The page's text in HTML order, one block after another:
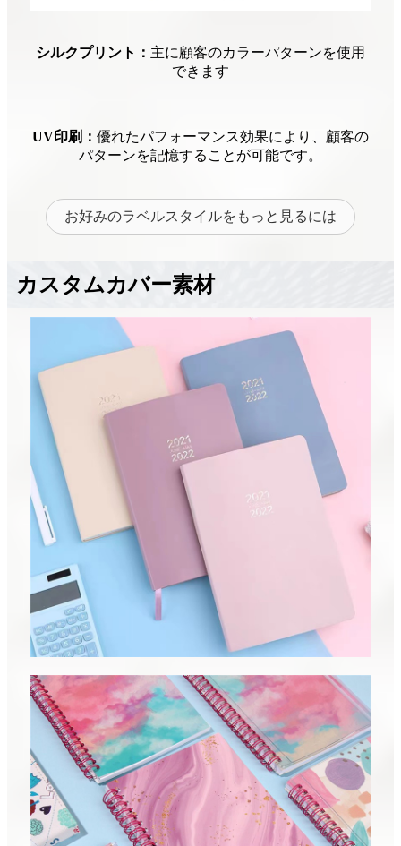
シルクプリント： 主に顧客のカラーパターンを使用
できます
UV印刷： 優れたパフォーマンス効果により、顧客の
パターンを記憶することが可能です。
お好みのラベルスタイルをもっと見るには
カスタムカバー素材